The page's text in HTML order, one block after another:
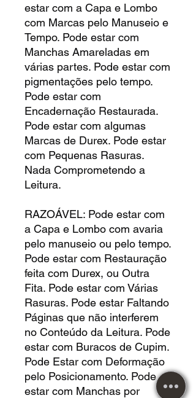
estar com a Capa e Lombo
com Marcas pelo Manuseio e
Tempo. Pode estar com
Manchas Amareladas em
várias partes. Pode estar com
pigmentações pelo tempo.
Pode estar com
Encadernação Restaurada.
Pode estar com algumas
Marcas de Durex. Pode estar
com Pequenas Rasuras.
Nada Comprometendo a
Leitura.
RAZOÁVEL: Pode estar com
a Capa e Lombo com avaria
pelo manuseio ou pelo tempo.
Pode estar com Restauração
feita com Durex, ou Outra
Fita. Pode estar com Várias
Rasuras. Pode estar Faltando
Páginas que não interferem
no Conteúdo da Leitura. Pode
estar com Buracos de Cupim.
Pode Estar com Deformação
pelo Posicionamento. Pode
estar com Manchas por